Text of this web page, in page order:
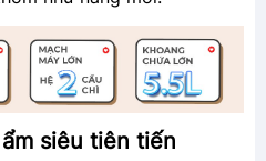
siêu tiên tiến